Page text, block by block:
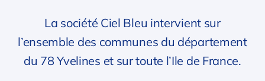
La société Ciel Bleu intervient sur
l’ensemble des communes du département
du 78 Yvelines et sur toute l’Ile de France.